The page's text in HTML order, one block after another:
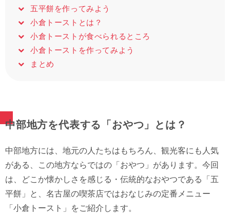
五平餅を作ってみよう
小倉トーストとは？
小倉トーストが食べられるところ
小倉トーストを作ってみよう
まとめ
中部地方を代表する「おやつ」とは？
中部地方には、地元の人たちはもちろん、観光客にも人気
がある、この地方ならではの「おやつ」があります。今回
は、どこか懐かしさを感じる・伝統的なおやつである「五
平餅」と、名古屋の喫茶店ではおなじみの定番メニュー
「小倉トースト」をご紹介します。